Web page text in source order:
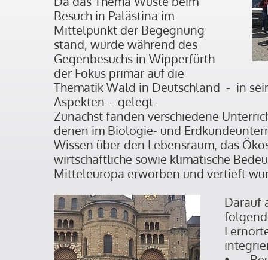
Besuch in Palästina im
Mittelpunkt der Begegnung
stand, wurde während des
Gegenbesuchs in Wipperfürth
der Fokus primär auf die
Thematik Wald in Deutschland - in
Aspekten - gelegt.
Zunächst fanden verschiedene
denen im Biologie- und
Wissen über den Lebensraum, das
wirtschaftliche sowie klimatische
Mitteleuropa erworben und vertieft
Darauf